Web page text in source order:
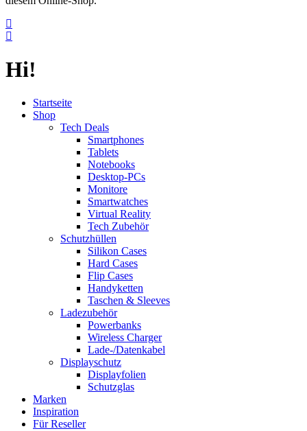
Hi!
Startseite
Shop
Tech Deals
Smartphones
Tablets
Notebooks
Desktop-PCs
Monitore
Smartwatches
Virtual Reality
Tech Zubehör
Schutzhüllen
Silikon Cases
Hard Cases
Flip Cases
Handyketten
Taschen & Sleeves
Ladezubehör
Powerbanks
Wireless Charger
Lade-/Datenkabel
Displayschutz
Displayfolien
Schutzglas
Marken
Inspiration
Für Reseller